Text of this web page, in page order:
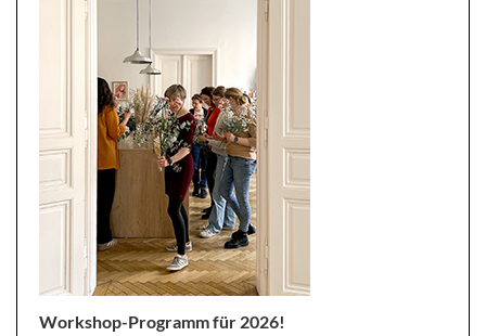
Workshop-Programm für 2026!